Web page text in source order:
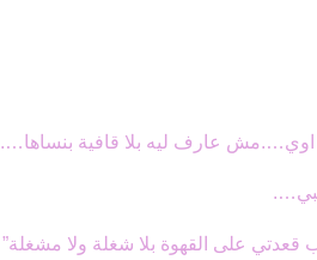
اوي….مش عارف ليه بلا قافية بنساها….
على القهوة بلا شغلة ولا مشغلة”